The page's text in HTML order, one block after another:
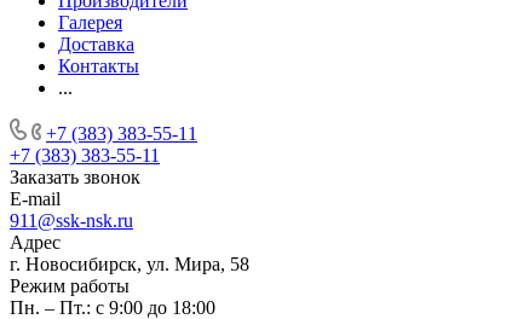
Галерея
Доставка
Контакты
...
+7 (383) 383-55-11
+7 (383) 383-55-11
Заказать звонок
E-mail
911@ssk-nsk.ru
Адрес
г. Новосибирск, ул. Мира, 58
Режим работы
Пн. – Пт.: с 9:00 до 18:00